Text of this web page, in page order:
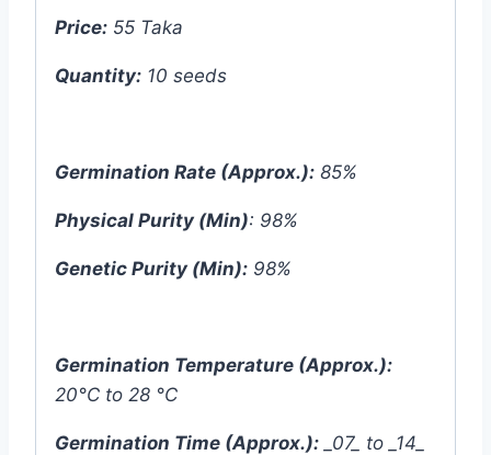
Price: 55 Taka
Quantity: 10 seeds
Germination Rate (Approx.): 85%
Physical Purity (Min): 98%
Genetic Purity (Min): 98%
Germination Temperature (Approx.):
20°C to 28 °C
Germination Time (Approx.): _07_ to _14_